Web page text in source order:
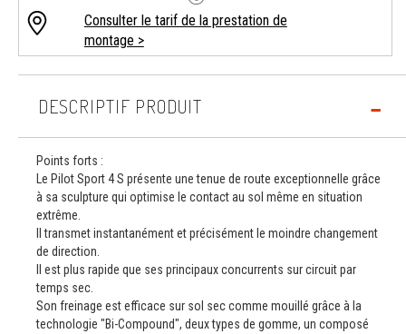
Consulter le tarif de la prestation de
montage >
DESCRIPTIF PRODUIT
Points forts :
Le Pilot Sport 4 S présente une tenue de route exceptionnelle grâce
à sa sculpture qui optimise le contact au sol même en situation
extrême.
Il transmet instantanément et précisément le moindre changement
de direction.
Il est plus rapide que ses principaux concurrents sur circuit par
temps sec.
Son freinage est efficace sur sol sec comme mouillé grâce à la
technologie "Bi-Compound", deux types de gomme, un composé